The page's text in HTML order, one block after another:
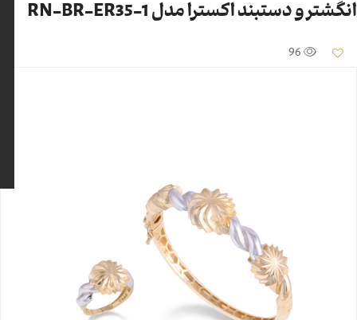
انگشتر و دستبند اکسترا مدل RN-BR-ER35-1
96